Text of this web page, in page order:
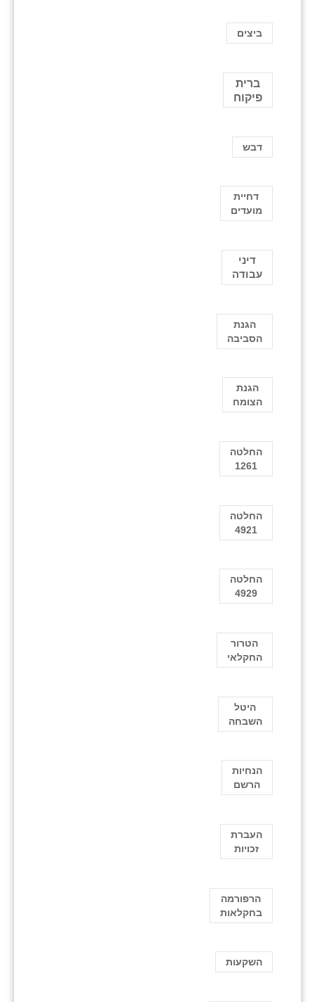
ביצים
ברית
פיקוח
דבש
דחיית
מועדים
דיני
עבודה
הגנת
הסביבה
הגנת
הצומח
החלטה
1261
החלטה
4921
החלטה
4929
הטרור
החקלאי
היטל
השבחה
הנחיות
הרשם
העברת
זכויות
הרפורמה
בחקלאות
השקעות